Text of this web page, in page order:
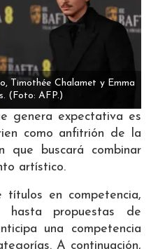
Timothée Chalamet y Emma
(Foto: AFP.)
genera expectativa es
como anfitrión de la
que buscará combinar
artístico.
en competencia,
hasta propuestas de
una competencia
A continuación,